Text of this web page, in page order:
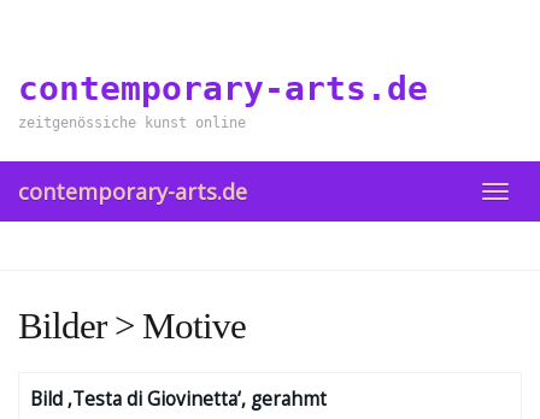
content
contemporary-arts.de
zeitgenössiche kunst online
contemporary-arts.de
Bilder > Motive
Bild ‚Testa di Giovinetta‘, gerahmt